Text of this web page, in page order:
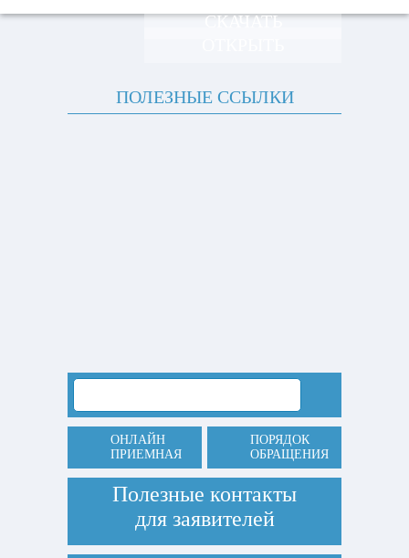
СКАЧАТЬ
ПОЛЕЗНЫЕ ССЫЛКИ
ОНЛАЙН
ПРИЕМНАЯ
ПОРЯДОК
ОБРАЩЕНИЯ
Полезные контакты
для заявителей